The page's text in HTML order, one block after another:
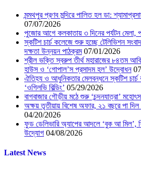
মন্মথপুর প্রণব মন্দিরে পালিত হল ডা:
07/07/2026
পুজোর আগে কলকাতায় ৩ দিনের পর্যটন মেলা,
স্কটিশ চার্চ কলেজে শুরু হচ্ছে টেলিভিশন সংবাদ
দক্ষতা উন্নয়ন পাঠক্রম 07/01/2026
শ্রীল ভক্তি স্বরুপ তীর্থ মহারাজের ৮৪তম
হাউস ও ‘গোপাল’স প্রসাদম হল’ উদ্বোধন
ঐতিহ্য ও আধুনিকতার মেলবন্ধনে স্কটিশ
‘ওগিলভি বিল্ডিং’ 05/29/2026
বাগবাজার গৌড়ীয় মঠে শুরু ‘চন্দনযাত্রা’
অক্ষয় তৃতীয়ায় বিশেষ অফার, ২১ বছরে পা দিল
04/20/2026
ফুড ডেলিভারি অ্যাপের আদলে ‘বুক আ মিল’,
উদ্যোগ 04/08/2026
Latest News